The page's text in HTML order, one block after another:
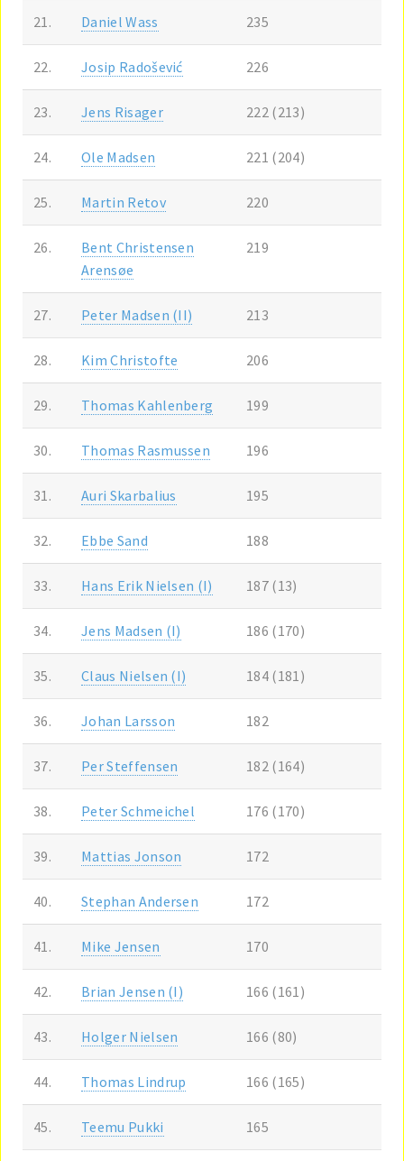
21. Daniel Wass 235
22. Josip Radošević 226
23. Jens Risager 222 (213)
24. Ole Madsen 221 (204)
25. Martin Retov 220
26.
Bent Christensen
Arensøe
219
27. Peter Madsen (II) 213
28. Kim Christofte 206
29. Thomas Kahlenberg 199
30. Thomas Rasmussen 196
31. Auri Skarbalius 195
32. Ebbe Sand 188
33. Hans Erik Nielsen (I) 187 (13)
34. Jens Madsen (I) 186 (170)
35. Claus Nielsen (I) 184 (181)
36. Johan Larsson 182
37. Per Steffensen 182 (164)
38. Peter Schmeichel 176 (170)
39. Mattias Jonson 172
40. Stephan Andersen 172
41. Mike Jensen 170
42. Brian Jensen (I) 166 (161)
43. Holger Nielsen 166 (80)
44. Thomas Lindrup 166 (165)
45. Teemu Pukki 165